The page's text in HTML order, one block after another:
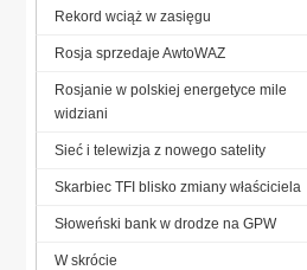
Rekord wciąż w zasięgu
Rosja sprzedaje AwtoWAZ
Rosjanie w polskiej energetyce mile
widziani
Sieć i telewizja z nowego satelity
Skarbiec TFI blisko zmiany właściciela
Słoweński bank w drodze na GPW
W skrócie